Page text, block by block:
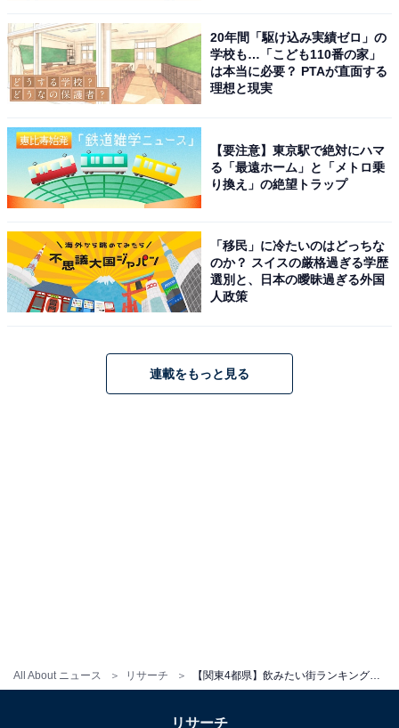
All About ニュース リサーチ
20年間「駆け込み実績ゼロ」の
学校も…「こども110番の家」
は本当に必要？ PTAが直面する
理想と現実
【要注意】東京駅で絶対にハマ
る「最遠ホーム」と「メトロ乗
り換え」の絶望トラップ
「移民」に冷たいのはどっちな
のか？ スイスの厳格過ぎる学歴
選別と、日本の曖昧過ぎる外国
人政策
連載をもっと見る
リサーチ